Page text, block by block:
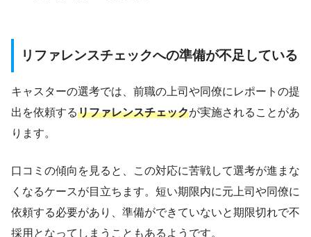
リファレンスチェックへの準備が不足している
キャスターの選考では、前職の上司や同僚にレポートの提
出を依頼するリファレンスチェックが実施されることがあ
ります。
口コミの傾向を見ると、この対応に苦戦して選考が進まな
くなるケースが目立ちます。短い期限内に元上司や同僚に
依頼する必要があり、準備ができていないと期限切れで不
採用となってしまうこともあるようです。